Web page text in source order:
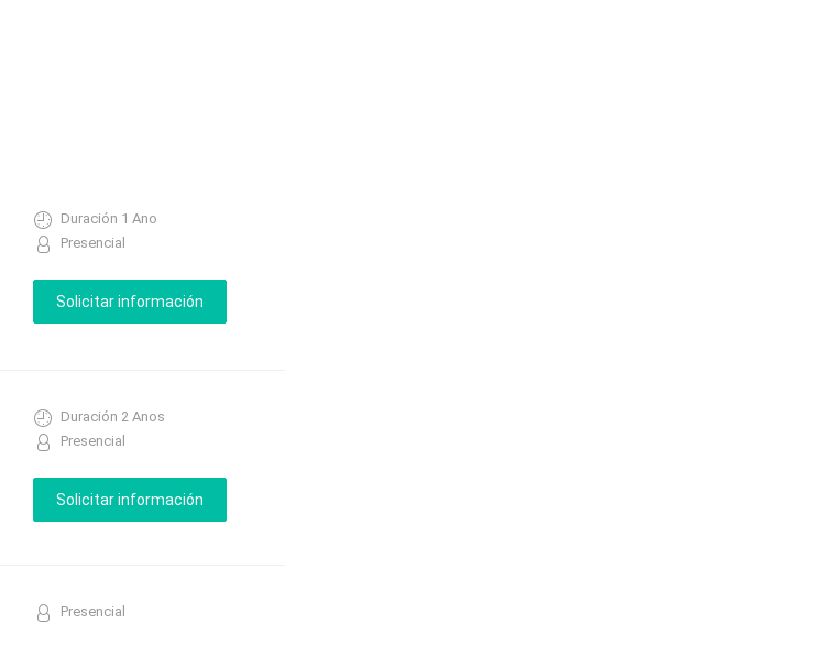
Duración 1 Ano
Presencial
Duración 2 Anos
Presencial
Presencial